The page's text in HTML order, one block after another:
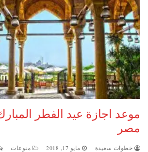
مصر
خطوات سعيدة مايو 17, 2018 منوعات